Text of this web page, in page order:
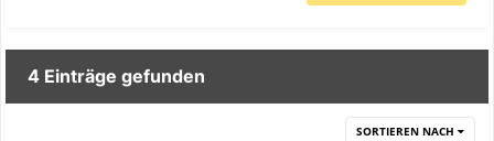
4 Einträge gefunden
SORTIEREN NACH